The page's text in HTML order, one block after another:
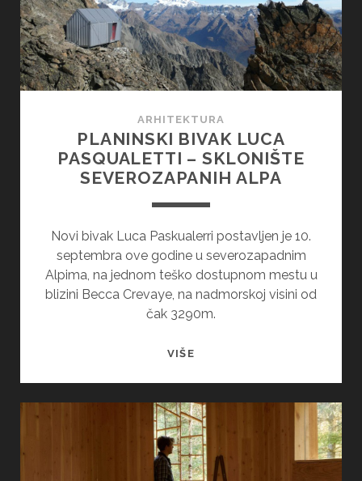
ARHITEKTURA
PLANINSKI BIVAK LUCA
PASQUALETTI – SKLONIŠTE
SEVEROZAPANIH ALPA
Novi bivak Luca Paskualerri postavljen je 10.
septembra ove godine u severozapadnim
Alpima, na jednom teško dostupnom mestu u
blizini Becca Crevaye, na nadmorskoj visini od
čak 3290m.
VIŠEPLANINSKI
PASQUALETTI
–
SKLONIŠTE
SEVEROZAPANIH